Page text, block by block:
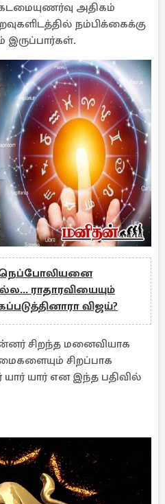
அதிகம்
நம்பிக்கைக்கு
இருப்பார்கள்.
நெப்போலியனை
ராதாரவியையும்
விஜய்?
சிறந்த மனைவியாக
சிறப்பாக
யார் என இந்த பதிவில்